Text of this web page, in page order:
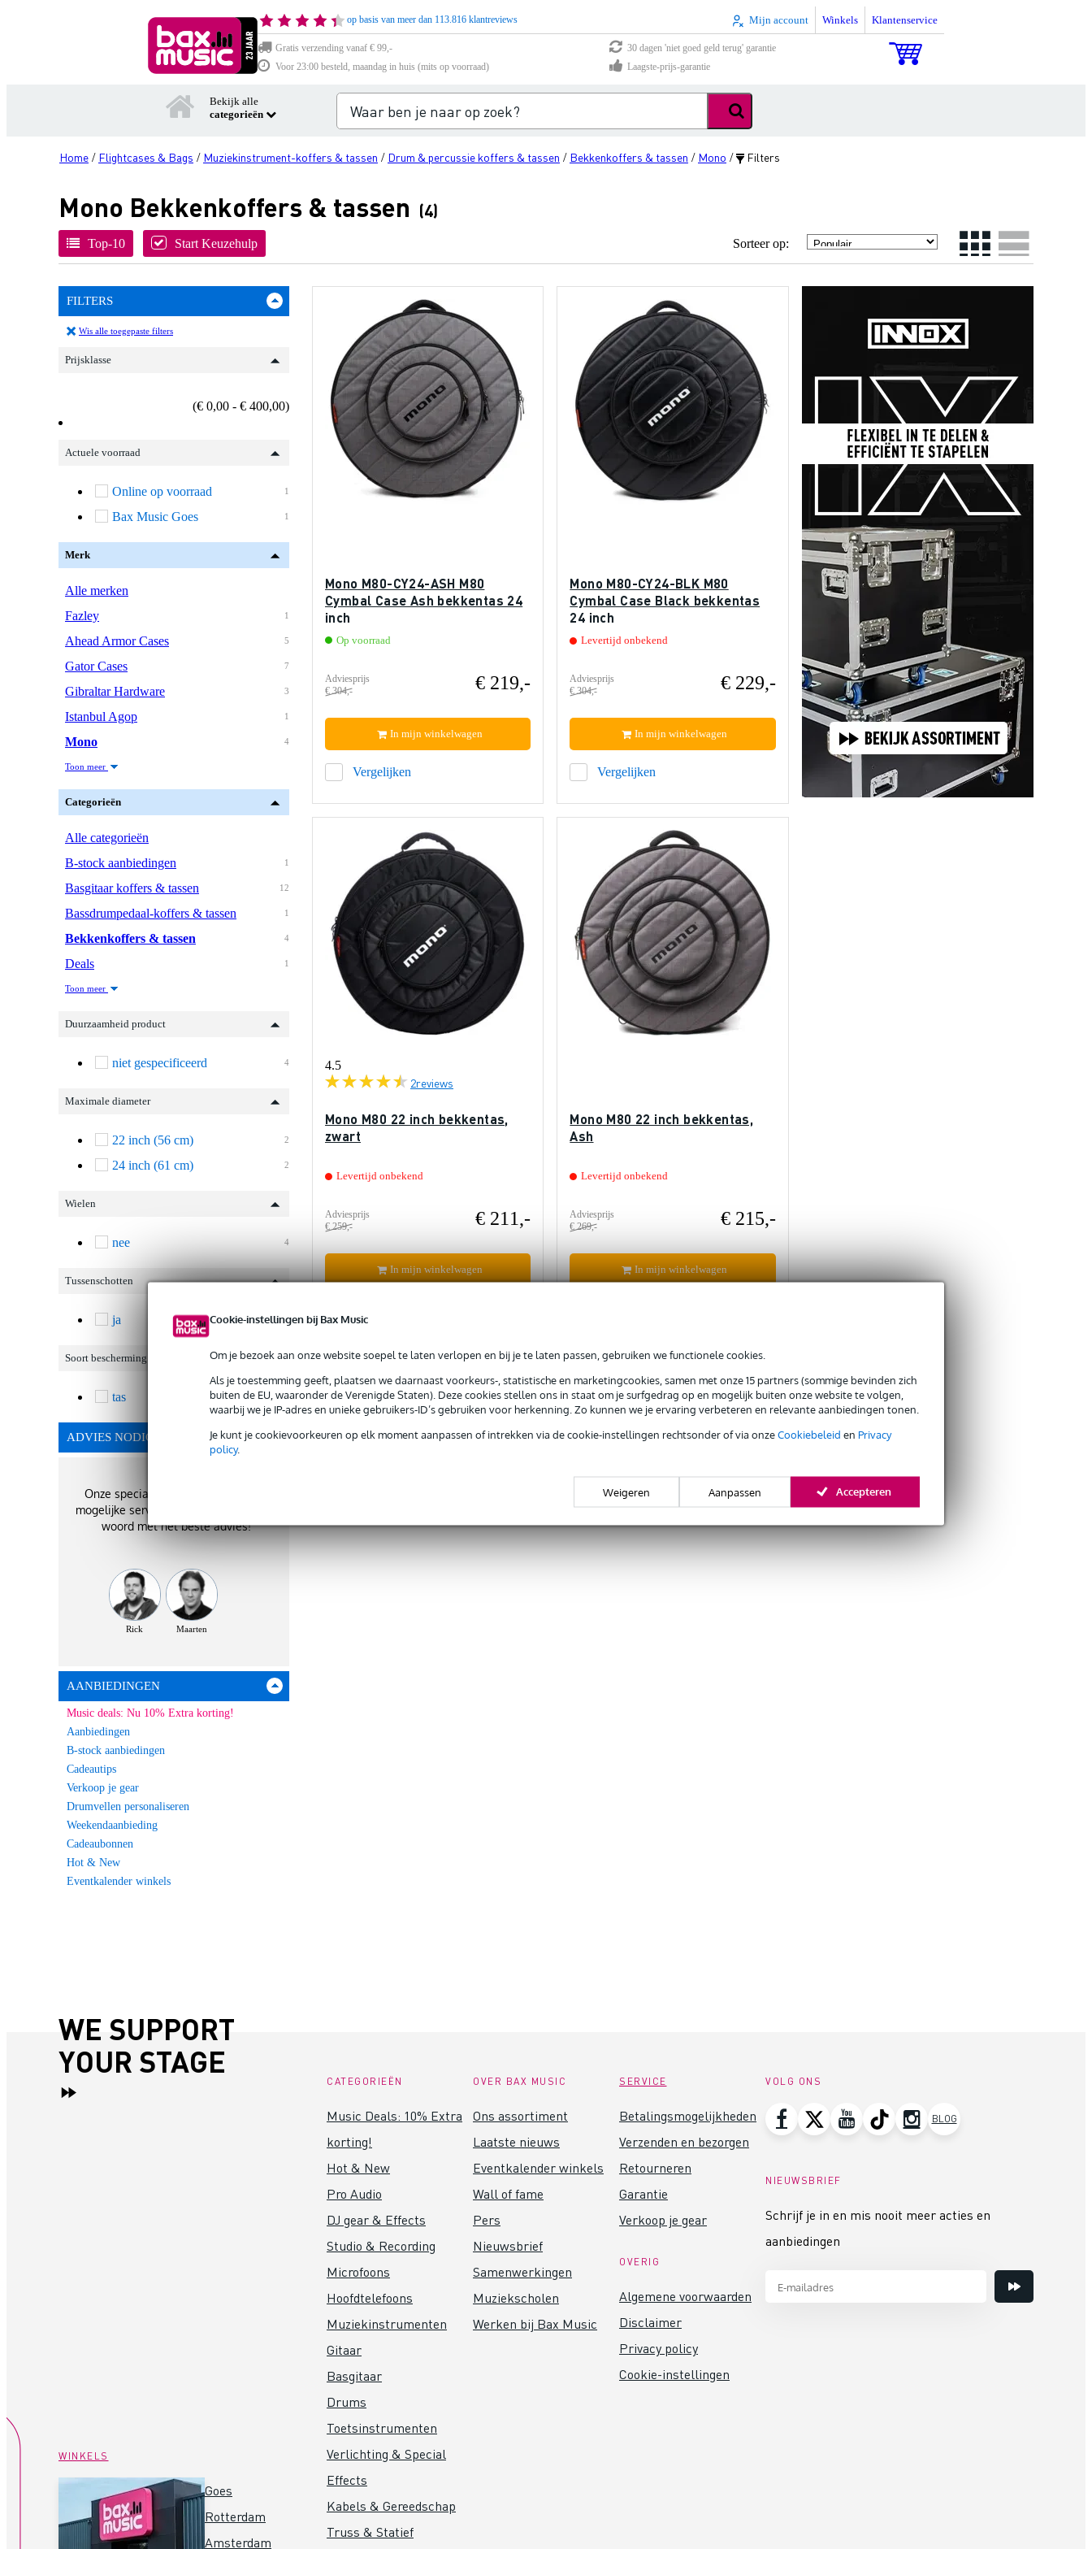
Cookie-instellingen bij Bax Music
Om je bezoek aan onze website soepel te laten verlopen en bij je te laten passen, gebruiken we functionele cookies.
Als je toestemming geeft, plaatsen we daarnaast voorkeurs-, statistische en marketingcookies, samen met onze 15 partners (sommige bevinden zich
buiten de EU, waaronder de Verenigde Staten). Deze cookies stellen ons in staat om je surfgedrag op en mogelijk buiten onze website te volgen,
waarbij we je IP-adres en unieke gebruikers-ID’s gebruiken voor herkenning. Zo kunnen we je ervaring verbeteren en relevante aanbiedingen tonen.
Je kunt je cookievoorkeuren op elk moment aanpassen of intrekken via de cookie-instellingen rechtsonder of via onzeCookiebeleid en Privacy
policy.
Weigeren Aanpassen Accepteren
op basis van meer dan 113.816 klantreviews Mijn account Winkels Klantenservice
Gratis verzending vanaf € 99,-
30 dagen 'niet goed geld terug' garantie
Voor 23:00 besteld, maandag in huis (mits op voorraad)
Laagste-prijs-garantie
Bekijk alle
categorieën
Home / Flightcases & Bags / Muziekinstrument-koffers & tassen / Drum & percussie koffers & tassen / Bekkenkoffers & tassen / Mono / Filters
Mono Bekkenkoffers & tassen (4)
Top-10 Start Keuzehulp Sorteer op:
FILTERS
Wis alle toegepaste filters
Prijsklasse
(€ 0,00 - € 400,00)
Actuele voorraad
1
Online op voorraad
1
Bax Music Goes
Merk
Alle merken
1
Fazley
5
Ahead Armor Cases
7
Gator Cases
3
Gibraltar Hardware
1
Istanbul Agop
4
Mono
Toon meer
Categorieën
Alle categorieën
1
B-stock aanbiedingen
12
Basgitaar koffers & tassen
1
Bassdrumpedaal-koffers & tassen
4
Bekkenkoffers & tassen
1
Deals
Toon meer
Duurzaamheid product
4
niet gespecificeerd
Maximale diameter
2
22 inch (56 cm)
2
24 inch (61 cm)
Wielen
4
nee
Tussenschotten
4
ja
Soort bescherming
4
tas
ADVIES NODIG?
Onze specialisten geven je de best
mogelijke service. Zij staan je graag te
woord met het beste advies!
Rick Maarten
AANBIEDINGEN
Music deals: Nu 10% Extra korting!
Aanbiedingen
B-stock aanbiedingen
Cadeautips
Verkoop je gear
Drumvellen personaliseren
Weekendaanbieding
Cadeaubonnen
Hot & New
Eventkalender winkels
Mono M80-CY24-ASH M80
Cymbal Case Ash bekkentas 24
inch
Op voorraad
Adviesprijs
€ 304,-
€ 219,-
Vergelijken
In mijn winkelwagen
Mono M80-CY24-BLK M80
Cymbal Case Black bekkentas
24 inch
Levertijd onbekend
Adviesprijs
€ 304,-
€ 229,-
Vergelijken
In mijn winkelwagen
4.5
2reviews
Mono M80 22 inch bekkentas,
zwart
Levertijd onbekend
Adviesprijs
€ 259,-
€ 211,-
In mijn winkelwagen
Mono M80 22 inch bekkentas,
Ash
Levertijd onbekend
Adviesprijs
€ 269,-
€ 215,-
In mijn winkelwagen
WE SUPPORT
YOUR STAGE
WINKELS
Goes
Rotterdam
Amsterdam
CATEGORIEËN
Music Deals: 10% Extra
korting!
Hot & New
Pro Audio
DJ gear & Effects
Studio & Recording
Microfoons
Hoofdtelefoons
Muziekinstrumenten
Gitaar
Basgitaar
Drums
Toetsinstrumenten
Verlichting & Special
Effects
Kabels & Gereedschap
Truss & Statief
OVER BAX MUSIC
Ons assortiment
Laatste nieuws
Eventkalender winkels
Wall of fame
Pers
Nieuwsbrief
Samenwerkingen
Muziekscholen
Werken bij Bax Music
SERVICE
Betalingsmogelijkheden
Verzenden en bezorgen
Retourneren
Garantie
Verkoop je gear
OVERIG
Algemene voorwaarden
Disclaimer
Privacy policy
Cookie-instellingen
VOLG ONS
BLOG
NIEUWSBRIEF
Schrijf je in en mis nooit meer acties en
aanbiedingen